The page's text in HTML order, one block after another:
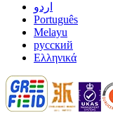
اردو
Português
Melayu
русский
Ελληνικά